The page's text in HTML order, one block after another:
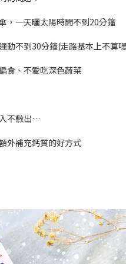
，一天曬太陽時間不到20分鐘
動不到30分鐘(走路基本上不算
食、不愛吃深色蔬菜
不敷出…
外補充鈣質的好方式